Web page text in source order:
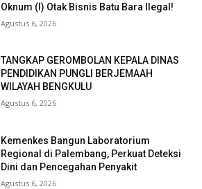
Oknum (I) Otak Bisnis Batu Bara Ilegal!
Agustus 6, 2026
TANGKAP GEROMBOLAN KEPALA DINAS
PENDIDIKAN PUNGLI BERJEMAAH
WILAYAH BENGKULU
Agustus 6, 2026
Kemenkes Bangun Laboratorium
Regional di Palembang, Perkuat Deteksi
Dini dan Pencegahan Penyakit
Agustus 6, 2026